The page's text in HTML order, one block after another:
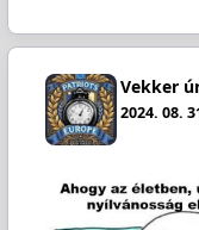
Vekker
2024. 08.